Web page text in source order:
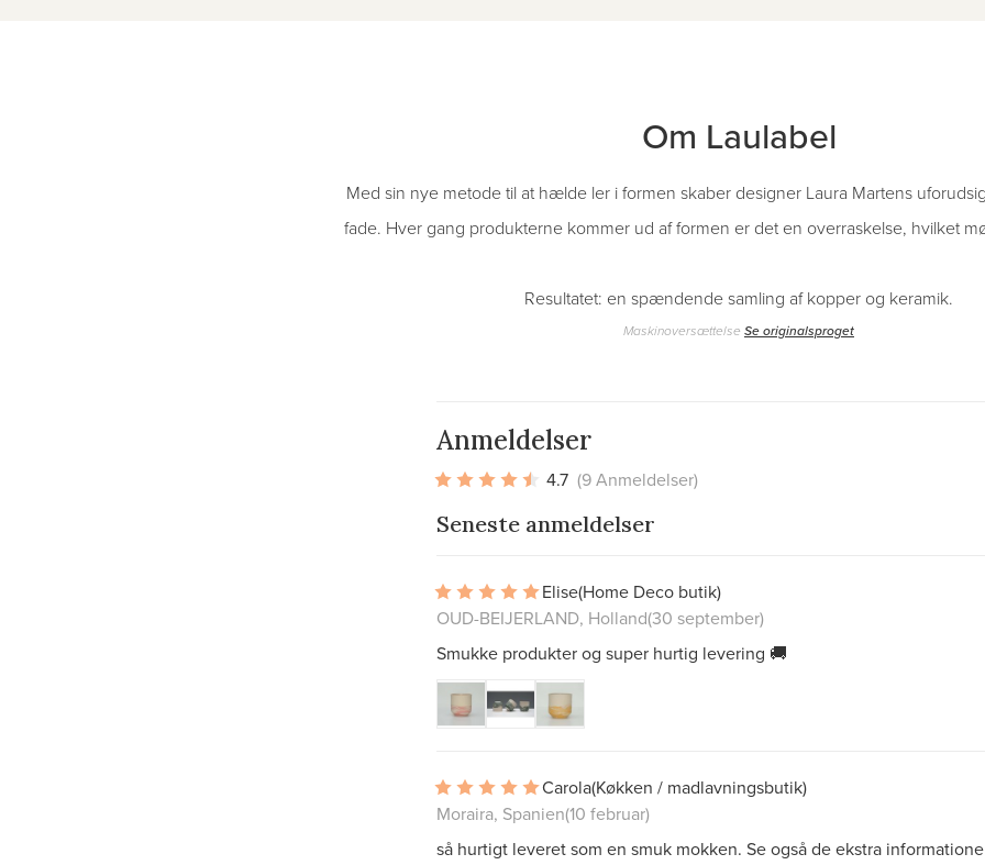
Om Laulabel
Med sin nye metode til at hælde ler i formen skaber designer Laura Martens
fade. Hver gang produkterne kommer ud af formen er det en overraskelse, hvilket
Resultatet: en spændende samling af kopper og keramik.
Maskinoversættelse Se originalsproget
Anmeldelser
4.7 (9 Anmeldelser)
Seneste anmeldelser
Elise(Home Deco butik)
OUD-BEIJERLAND, Holland(30 september)
Smukke produkter og super hurtig levering 🚚
Carola(Køkken / madlavningsbutik)
Moraira, Spanien(10 februar)
så hurtigt leveret som en smuk mokken. Se også de ekstra